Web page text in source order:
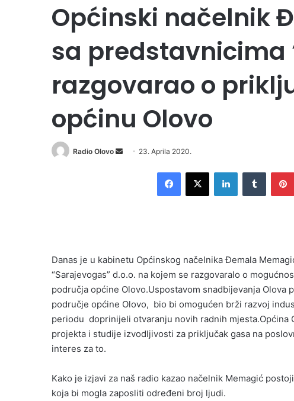
Općinski načelnik
sa predstavnicima
razgovarao o
općinu Olovo
Radio Olovo
Send 23. Aprila 2020.
Facebook
X LinkedInTumblr
Danas je u kabinetu Općinskog načelnika Đemala
“Sarajevogas” d.o.o. na kojem se razgovaralo o
područja općine Olovo.Uspostavom snadbijevanja
područje općine Olovo, bio bi omogućen brži razvoj
periodu doprinijeli otvaranju novih radnih
projekta i studije izvodljivosti za priključak gasa na
interes za to.
Kako je izjavi za naš radio kazao načelnik Memagić
koja bi mogla zaposliti određeni broj ljudi.